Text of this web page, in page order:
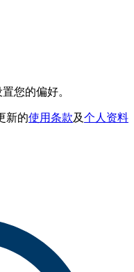
置您的偏好。
新的使用条款及个人资料